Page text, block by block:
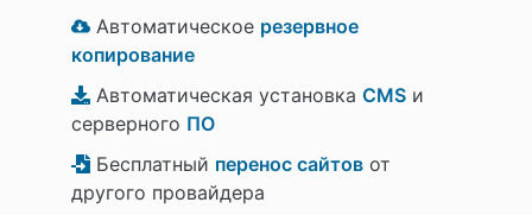
Автоматическое резервное
копирование
Автоматическая установка CMS и
серверного ПО
Бесплатный перенос сайтов от
другого провайдера